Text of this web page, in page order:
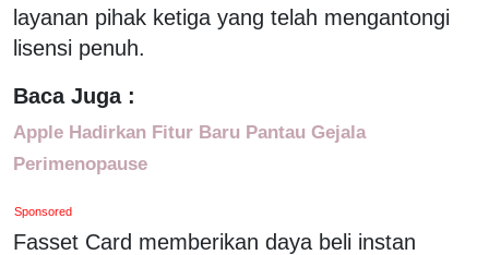
layanan pihak ketiga yang telah mengantongi
lisensi penuh.
Baca Juga :
Apple Hadirkan Fitur Baru Pantau Gejala
Perimenopause
Sponsored
Fasset Card memberikan daya beli instan